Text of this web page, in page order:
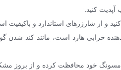
کنید.
از شارژرهای استاندارد و باکیفیت
خرابی هارد است، مانند کند شدن
خود محافظت کرده و از بروز